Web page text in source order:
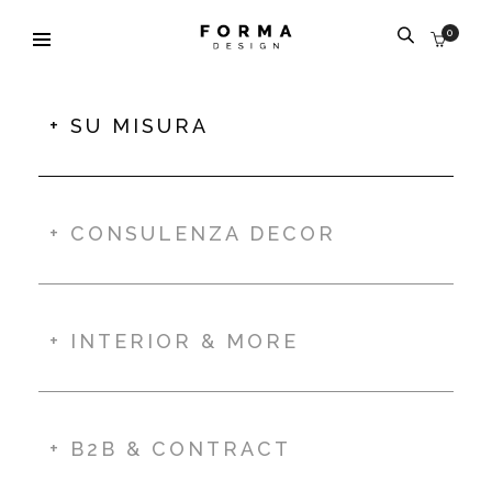
0
+ SU MISURA
+ CONSULENZA DECOR
+ INTERIOR & MORE
+ B2B & CONTRACT